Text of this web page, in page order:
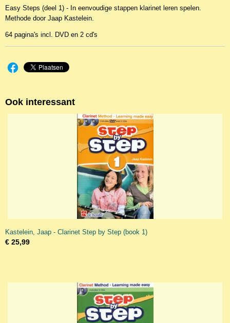
EAN code
9789043133944
Easy Steps (deel 1) - In eenvoudige stappen klarinet leren spelen.
Methode door Jaap Kastelein.
64 pagina's incl. DVD en 2 cd's
Ook interessant
Kastelein, Jaap - Clarinet Step by Step (book 1)
€ 25,99